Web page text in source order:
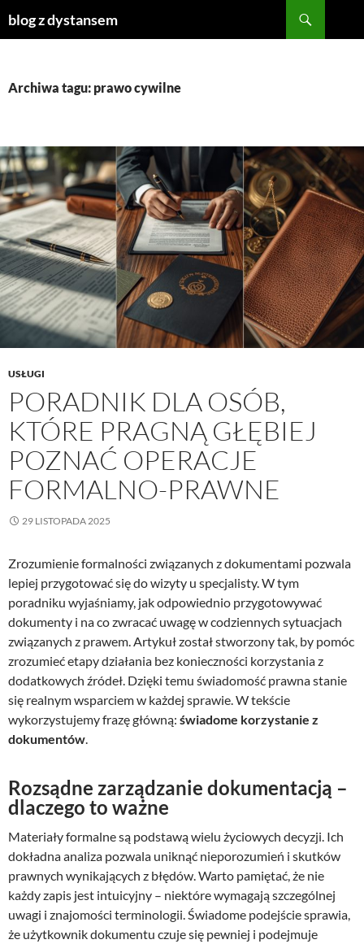
blog z dystansem
Archiwa tagu: prawo cywilne
USŁUGI
PORADNIK DLA OSÓB,
KTÓRE PRAGNĄ GŁĘBIEJ
POZNAĆ OPERACJE
FORMALNO-PRAWNE
29 LISTOPADA 2025
Zrozumienie formalności związanych z dokumentami pozwala
lepiej przygotować się do wizyty u specjalisty. W tym
poradniku wyjaśniamy, jak odpowiednio przygotowywać
dokumenty i na co zwracać uwagę w codziennych sytuacjach
związanych z prawem. Artykuł został stworzony tak, by pomóc
zrozumieć etapy działania bez konieczności korzystania z
dodatkowych źródeł. Dzięki temu świadomość prawna stanie
się realnym wsparciem w każdej sprawie. W tekście
wykorzystujemy frazę główną: świadome korzystanie z
dokumentów.
Rozsądne zarządzanie dokumentacją –
dlaczego to ważne
Materiały formalne są podstawą wielu życiowych decyzji. Ich
dokładna analiza pozwala uniknąć nieporozumień i skutków
prawnych wynikających z błędów. Warto pamiętać, że nie
każdy zapis jest intuicyjny – niektóre wymagają szczególnej
uwagi i znajomości terminologii. Świadome podejście sprawia,
że użytkownik dokumentu czuje się pewniej i podejmuje